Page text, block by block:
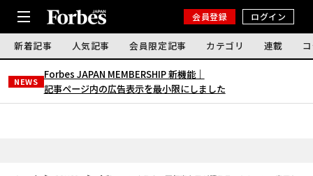
会員登録 ログイン
新着記事 人気記事 会員限定記事 カテゴリ 連載
NEWS
Forbes JAPAN MEMBERSHIP 新機能｜
記事ページ内の広告表示を最小限にしました